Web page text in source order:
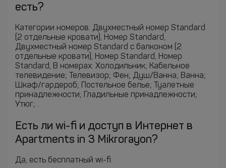
есть?
Категории номеров: Двухместный номер Standard
(2 отдельные кровати), Номер Standard,
Двухместный номер Standard с балконом (2
отдельные кровати), Номер Standard, Номер
Standard, В номерах: Холодильник; Кабельное
телевидение; Телевизор; Фен; Душ/Ванна; Ванна;
Шкаф/гардероб; Постельное белье; Туалетные
принадлежности; Гладильные принадлежности;
Утюг; .
Есть ли wi-fi и доступ в Интернет в
Apartments in 3 Mikrorayon?
Да, есть бесплатный wi-fi.